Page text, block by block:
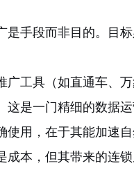
是手段而非目的。目
广工具（如直通车、
这是一门精细的数据
使用，在于其能加速
成本，但其带来的连